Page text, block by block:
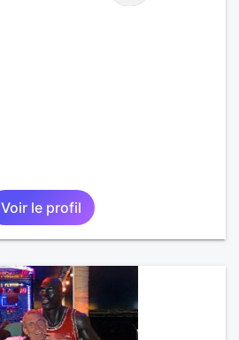
Voir le profil